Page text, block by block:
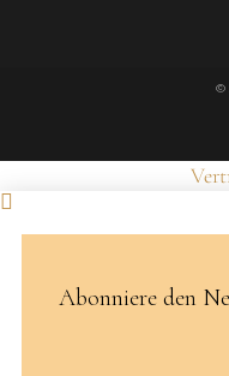
©
Abonniere den